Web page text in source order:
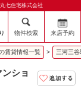
七住宅株式会社
物件検索 来店予約
賃貸情報一覧 > 三河三
ショ